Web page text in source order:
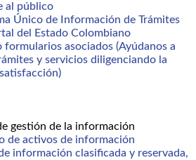
al público
Único de Información de Trámites
del Estado Colombiano
formularios asociados (Ayúdanos a
y servicios diligenciando la
gestión de la información
de activos de información
información clasificada y reservada,